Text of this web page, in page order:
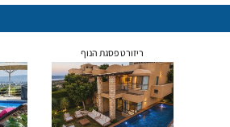
ריזורט פסגת הנוף